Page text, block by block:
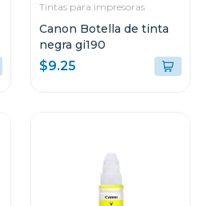
Tintas para impresoras
Canon Botella de tinta
negra gi190
$9.25